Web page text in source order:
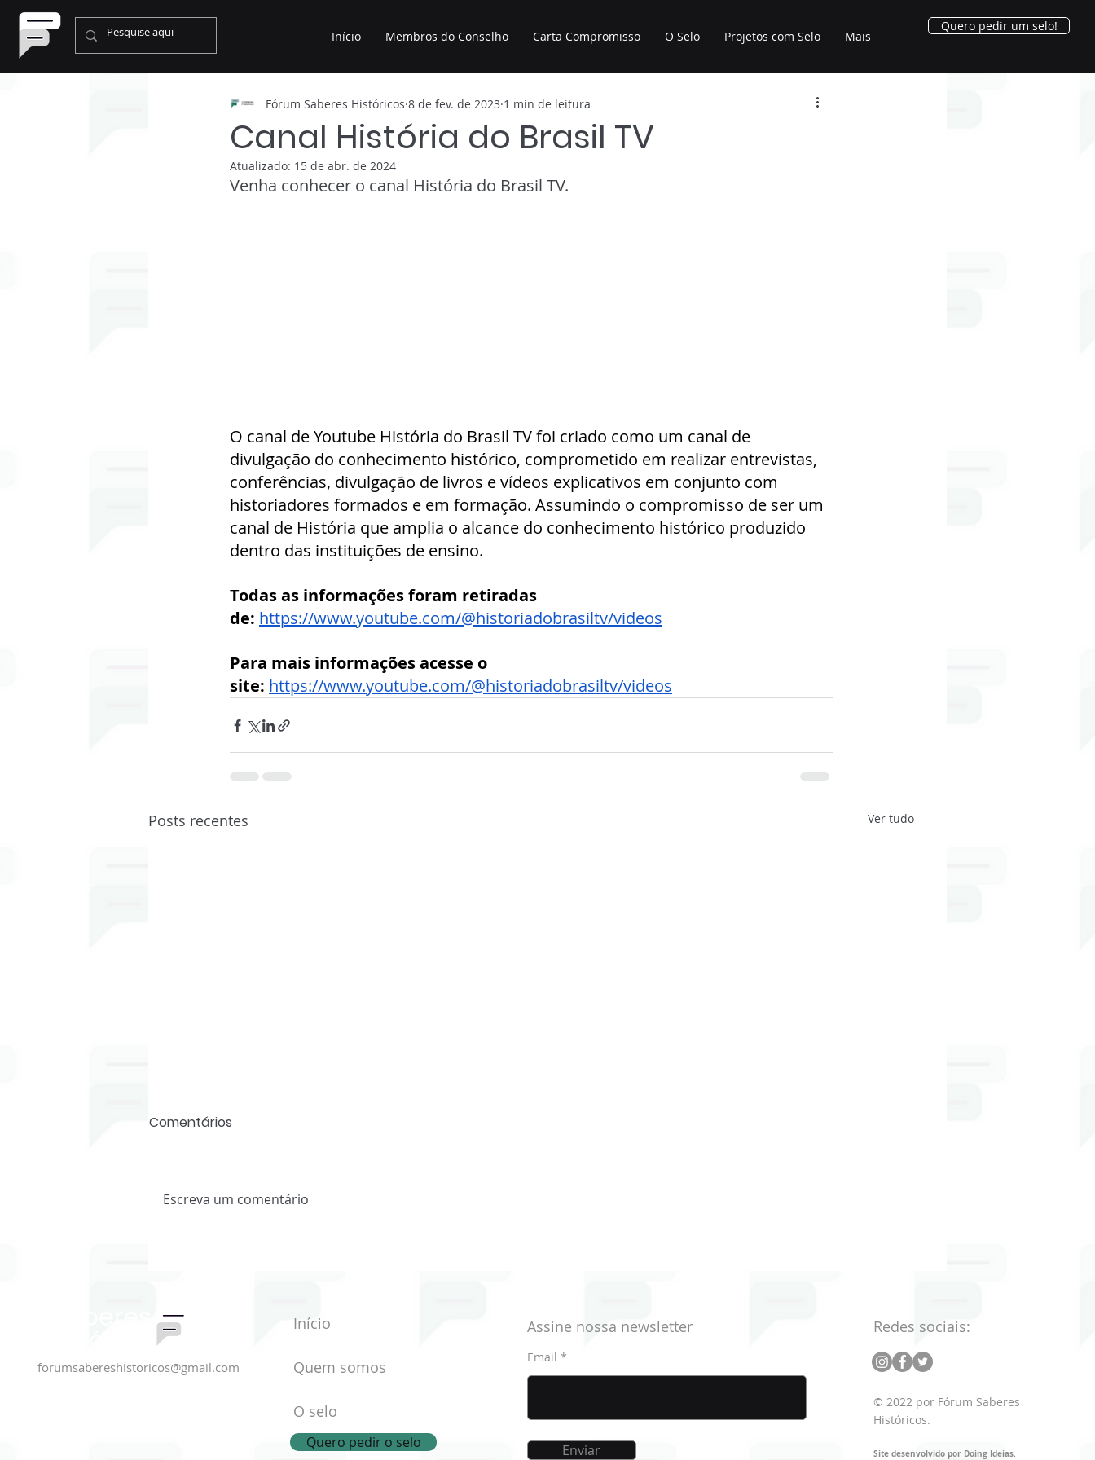
Quero pedir um selo!
Início Membros do Conselho Carta Compromisso O Selo Projetos com Selo Mais
Canal História do Brasil TV
Fórum Saberes Históricos 8 de fev. de 2023 1 min de leitura
Atualizado: 15 de abr. de 2024
Venha conhecer o canal História do Brasil TV.
O canal de Youtube História do Brasil TV foi criado como um canal de
divulgação do conhecimento histórico, comprometido em realizar entrevistas,
conferências, divulgação de livros e vídeos explicativos em conjunto com
historiadores formados e em formação. Assumindo o compromisso de ser um
canal de História que amplia o alcance do conhecimento histórico produzido
dentro das instituições de ensino.
Todas as informações foram retiradas
de: https://www.youtube.com/@historiadobrasiltv/videos
Para mais informações acesse o
site: https://www.youtube.com/@historiadobrasiltv/videos
Posts recentes Ver tudo
Comentários
Escreva um comentário
forumsabereshistoricos@gmail.com
Início
Quem somos
O selo
Quero pedir o selo
Assine nossa newsletter
Email
Enviar
Redes sociais:
© 2022 por Fórum Saberes
Históricos.
Site desenvolvido por Doing Ideias.